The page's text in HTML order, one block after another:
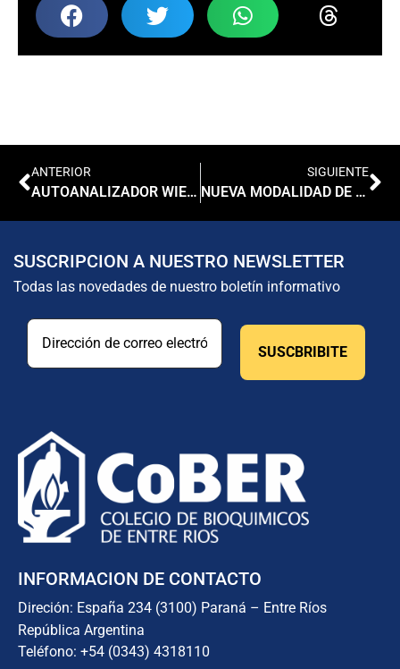
ANTERIOR
AUTOANALIZADOR WIENER 2300 PLUS
SIGUIENTE
NUEVA MODALIDAD DE RENDICION DE PAGOS
SUSCRIPCION A NUESTRO NEWSLETTER
Todas las novedades de nuestro boletín informativo
INFORMACION DE CONTACTO
Direción: España 234 (3100) Paraná – Entre Ríos
República Argentina
Teléfono: +54 (0343) 4318110